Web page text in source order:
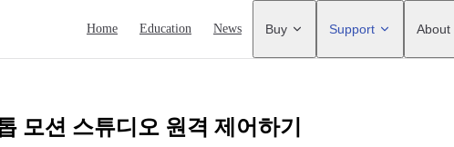
Home Education News Buy Support About
모션 스튜디오 원격 제어하기